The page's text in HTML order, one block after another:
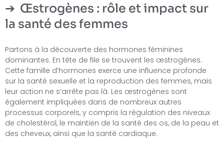
Œstrogènes : rôle et impact sur
la santé des femmes
Partons à la découverte des hormones féminines
dominantes. En tête de file se trouvent les œstrogènes.
Cette famille d’hormones exerce une influence profonde
sur la santé sexuelle et la reproduction des femmes, mais
leur action ne s’arrête pas là. Les œstrogènes sont
également impliquées dans de nombreux autres
processus corporels, y compris la régulation des niveaux
de cholestérol, le maintien de la santé des os, de la peau et
des cheveux, ainsi que la santé cardiaque.